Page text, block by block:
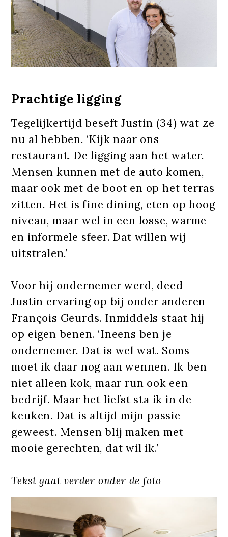
Prachtige ligging
Tegelijkertijd beseft Justin (34) wat ze
nu al hebben. ‘Kijk naar ons
restaurant. De ligging aan het water.
Mensen kunnen met de auto komen,
maar ook met de boot en op het terras
zitten. Het is fine dining, eten op hoog
niveau, maar wel in een losse, warme
en informele sfeer. Dat willen wij
uitstralen.’
Voor hij ondernemer werd, deed
Justin ervaring op bij onder anderen
François Geurds. Inmiddels staat hij
op eigen benen. ‘Ineens ben je
ondernemer. Dat is wel wat. Soms
moet ik daar nog aan wennen. Ik ben
niet alleen kok, maar run ook een
bedrijf. Maar het liefst sta ik in de
keuken. Dat is altijd mijn passie
geweest. Mensen blij maken met
mooie gerechten, dat wil ik.’
Tekst gaat verder onder de foto